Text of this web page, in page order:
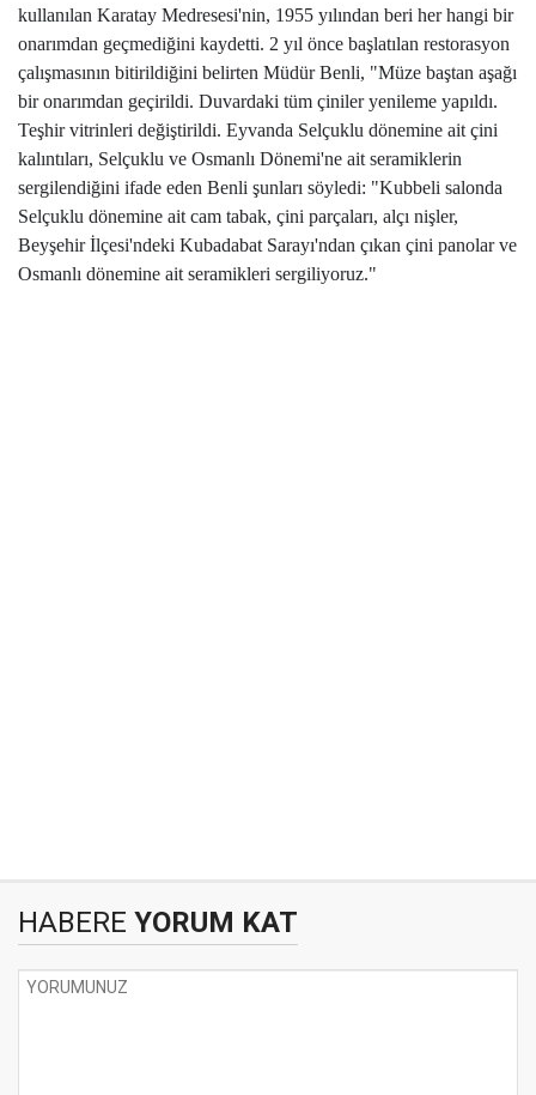
kullanılan Karatay Medresesi'nin, 1955 yılından beri her hangi bir
onarımdan geçmediğini kaydetti. 2 yıl önce başlatılan restorasyon
çalışmasının bitirildiğini belirten Müdür Benli, "Müze baştan aşağı
bir onarımdan geçirildi. Duvardaki tüm çiniler yenileme yapıldı.
Teşhir vitrinleri değiştirildi. Eyvanda Selçuklu dönemine ait çini
kalıntıları, Selçuklu ve Osmanlı Dönemi'ne ait seramiklerin
sergilendiğini ifade eden Benli şunları söyledi: "Kubbeli salonda
Selçuklu dönemine ait cam tabak, çini parçaları, alçı nişler,
Beyşehir İlçesi'ndeki Kubadabat Sarayı'ndan çıkan çini panolar ve
Osmanlı dönemine ait seramikleri sergiliyoruz."
HABERE YORUM KAT